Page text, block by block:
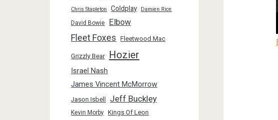
Chris Stapleton Coldplay Damien Rice
David Bowie Elbow
Fleet Foxes Fleetwood Mac
Grizzly Bear Hozier
Israel Nash
James Vincent McMorrow
Jason Isbell Jeff Buckley
Kevin Morby Kings Of Leon